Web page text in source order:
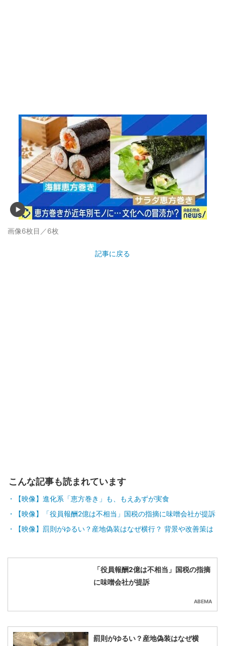
画像6枚目／6枚
記事に戻る
こんな記事も読まれています
【映像】進化系「恵方巻き」も、もえあずが実食
【映像】「役員報酬2億は不相当」国税の指摘に味噌会社が提訴
【映像】罰則がゆるい？産地偽装はなぜ横行？ 背景や改善策は
「役員報酬2億は不相当」国税の指摘
に味噌会社が提訴
ABEMA
罰則がゆるい？産地偽装はなぜ横